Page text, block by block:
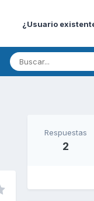
¿Usuario
Respuestas
2